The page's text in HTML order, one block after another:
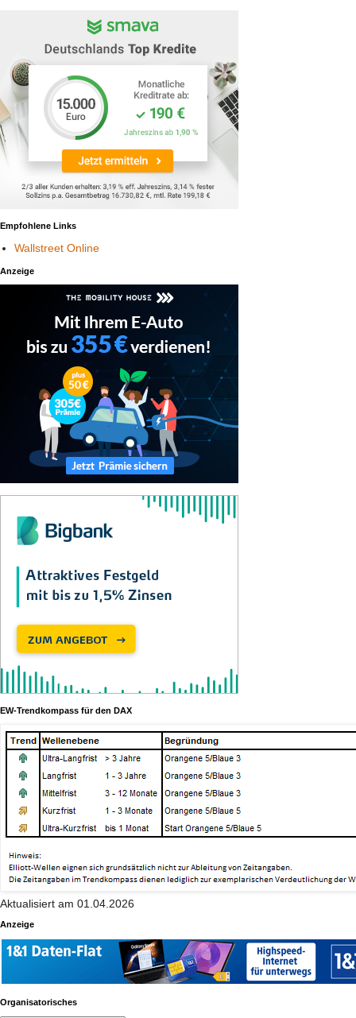
Empfohlene Links
Wallstreet Online
Anzeige
EW-Trendkompass für den DAX
Aktualisiert am 01.04.2026
Anzeige
Organisatorisches